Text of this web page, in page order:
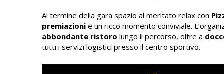
Al termine della gara spazio al meritato relax con
premiazioni e un ricco momento conviviale.
abbondante ristoro lungo il percorso, oltre a
tutti i servizi logistici presso il centro sportivo.